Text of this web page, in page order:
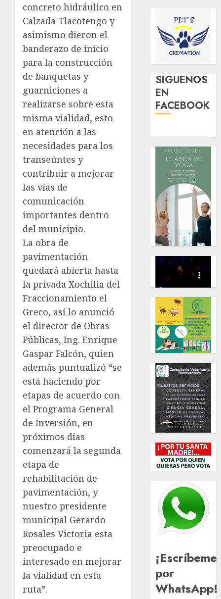
concreto hidráulico en
Calzada Tlacotengo y
asimismo dieron el
banderazo de inicio
para la construcción
de banquetas y
guarniciones a
realizarse sobre esta
misma vialidad, esto
en atención a las
necesidades para los
transeúntes y
contribuir a mejorar
las vías de
comunicación
importantes dentro
del municipio.
La obra de
pavimentación
quedará abierta hasta
la privada Xochilia del
Fraccionamiento el
Greco, así lo anunció
el director de Obras
Públicas, Ing. Enrique
Gaspar Falcón, quien
además puntualizó “se
está haciendo por
etapas de acuerdo con
el Programa General
de Inversión, en
próximos días
comenzará la segunda
etapa de
rehabilitación de
pavimentación, y
nuestro presidente
municipal Gerardo
Rosales Victoria esta
preocupado e
interesado en mejorar
la vialidad en esta
ruta”.
SIGUENOS
EN
FACEBOOK
¡Escríbeme
por
WhatsApp!